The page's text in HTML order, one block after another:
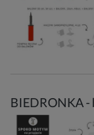
BIEDRONKA -